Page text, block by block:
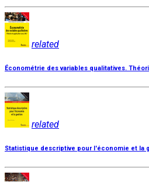
related
Économétrie des variables qualitatives.
related
Statistique descriptive pour l'économie et la